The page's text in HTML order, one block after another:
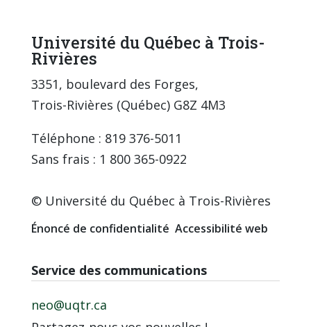
Université du Québec à Trois-
Rivières
3351, boulevard des Forges,
Trois-Rivières (Québec) G8Z 4M3
Téléphone : 819 376-5011
Sans frais : 1 800 365-0922
© Université du Québec à Trois-Rivières
Énoncé de confidentialité Accessibilité web
Service des communications
neo@uqtr.ca